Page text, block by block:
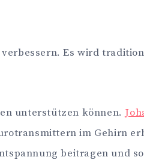
verbessern. Es wird
unterstützen können.
im Gehirn
beitragen und